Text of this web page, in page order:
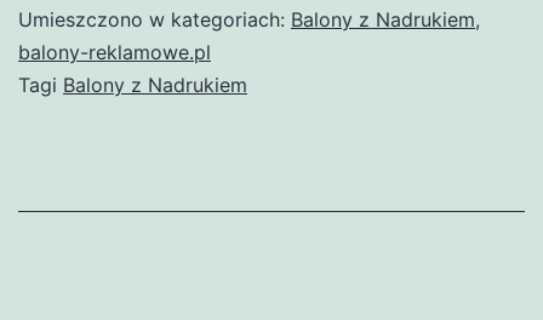
Umieszczono w kategoriach: Balony z Nadrukiem,
balony-reklamowe.pl
Tagi Balony z Nadrukiem